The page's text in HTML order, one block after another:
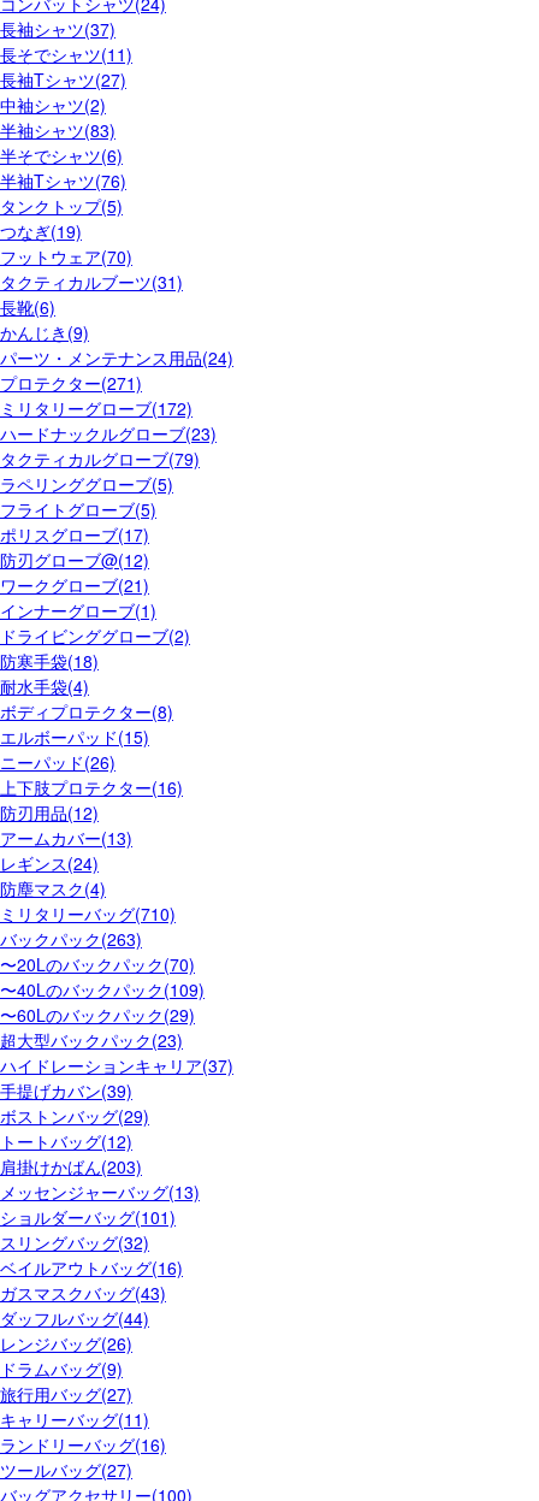
長袖シャツ(37)
長そでシャツ(11)
長袖Tシャツ(27)
中袖シャツ(2)
半袖シャツ(83)
半そでシャツ(6)
半袖Tシャツ(76)
タンクトップ(5)
つなぎ(19)
フットウェア(70)
タクティカルブーツ(31)
長靴(6)
かんじき(9)
パーツ・メンテナンス用品(24)
プロテクター(271)
ミリタリーグローブ(172)
ハードナックルグローブ(23)
タクティカルグローブ(79)
ラペリンググローブ(5)
フライトグローブ(5)
ポリスグローブ(17)
防刃グローブ@(12)
ワークグローブ(21)
インナーグローブ(1)
ドライビンググローブ(2)
防寒手袋(18)
耐水手袋(4)
ボディプロテクター(8)
エルボーパッド(15)
ニーパッド(26)
上下肢プロテクター(16)
防刃用品(12)
アームカバー(13)
レギンス(24)
防塵マスク(4)
ミリタリーバッグ(710)
バックパック(263)
〜20Lのバックパック(70)
〜40Lのバックパック(109)
〜60Lのバックパック(29)
超大型バックパック(23)
ハイドレーションキャリア(37)
手提げカバン(39)
ボストンバッグ(29)
トートバッグ(12)
肩掛けかばん(203)
メッセンジャーバッグ(13)
ショルダーバッグ(101)
スリングバッグ(32)
ベイルアウトバッグ(16)
ガスマスクバッグ(43)
ダッフルバッグ(44)
レンジバッグ(26)
ドラムバッグ(9)
旅行用バッグ(27)
キャリーバッグ(11)
ランドリーバッグ(16)
ツールバッグ(27)
バッグアクセサリー(100)